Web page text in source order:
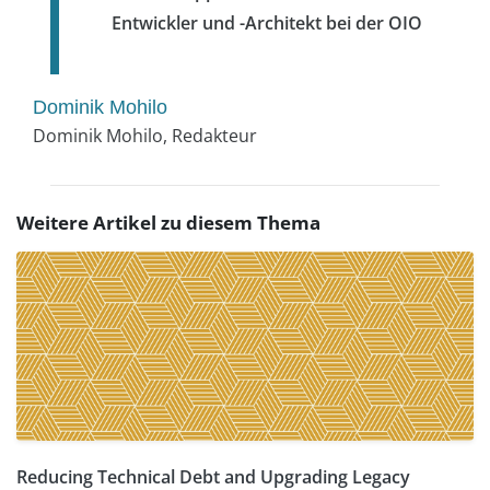
Entwickler und -Architekt bei der OIO
Dominik Mohilo
Dominik Mohilo, Redakteur
Weitere Artikel zu diesem Thema
Reducing Technical Debt and Upgrading Legacy